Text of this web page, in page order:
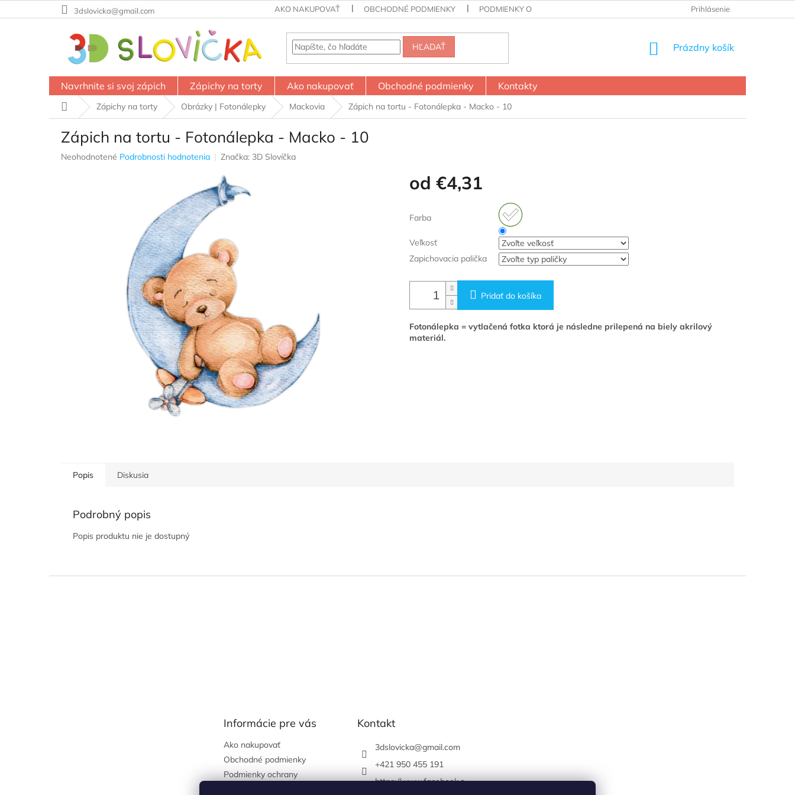
na
3dslovicka@gmail.com AKO NAKUPOVAŤ OBCHODNÉ PODMIENKY PODMIENKY OCHRANY OSOBNÝCH ÚDAJOV Prihlásenie
HĽADAŤ
NÁKUPNÝ
Prázdny košík
Navrhnite si svoj zápich Zápichy na torty Ako nakupovať Obchodné podmienky Kontakty
DomovZápichy na torty Obrázky | Fotonálepky Mackovia Zápich na tortu - Fotonálepka - Macko - 10
Zápich na tortu - Fotonálepka - Macko - 10
Priemerné
Neohodnotené Podrobnosti hodnotenia Značka: 3D Slovíčka
od €4,31
cena:
Farba
Veľkosť
Zapichovacia palička
Pridať do košíka
Fotonálepka = vytlačená fotka ktorá je následne prilepená na biely akrilový
materiál.
Popis Diskusia
Podrobný popis
Popis produktu nie je dostupný
Informácie pre vás
Ako nakupovať
Obchodné podmienky
Podmienky ochrany
Kontakt
3dslovicka@gmail.com
+421 950 455 191
https://www.facebook.c